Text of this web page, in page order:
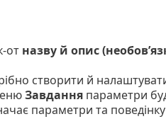
от назву й опис
створити й
Завданняпараметри
параметри та